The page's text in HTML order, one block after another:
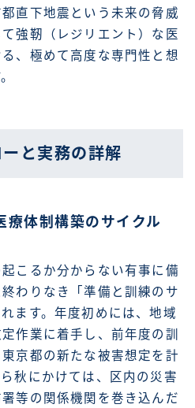
直下地震という未来の脅威
強靭（レジリエント）な医
、極めて高度な専門性と想
と実務の詳解
療体制構築のサイクル
こるか分からない有事に備
わりなき「準備と訓練のサ
ます。年度初めには、地域
作業に着手し、前年度の訓
京都の新たな被害想定を計
秋にかけては、区内の災害
等の関係機関を巻き込んだ